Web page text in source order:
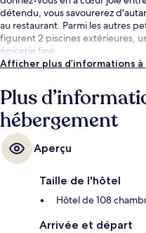
détendu, vous savourerez
au restaurant. Parmi les autres
figurent 2 piscines extérieures,
épicerie fine.
Afficher plus d’informations
Plus
hébergement
Aperçu
Taille de l'hôtel
Hôtel de 108
Arrivée et départ